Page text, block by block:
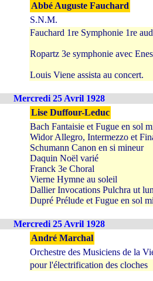
Abbé Auguste Fauchard
S.N.M.
Fauchard 1re Symphonie 1re
Ropartz 3e symphonie avec
Louis Viene assista au concert.
Mercredi 25 Avril 1928
Lise Duffour-Leduc
Bach Fantaisie et Fugue en sol
Widor Allegro, Intermezzo et
Schumann Canon en si mineur
Daquin Noël varié
Franck 3e Choral
Vierne Hymne au soleil
Dallier Invocations Pulchra ut
Dupré Prélude et Fugue en sol
Mercredi 25 Avril 1928
André Marchal
Orchestre des Musiciens de la
pour l'électrification des cloches